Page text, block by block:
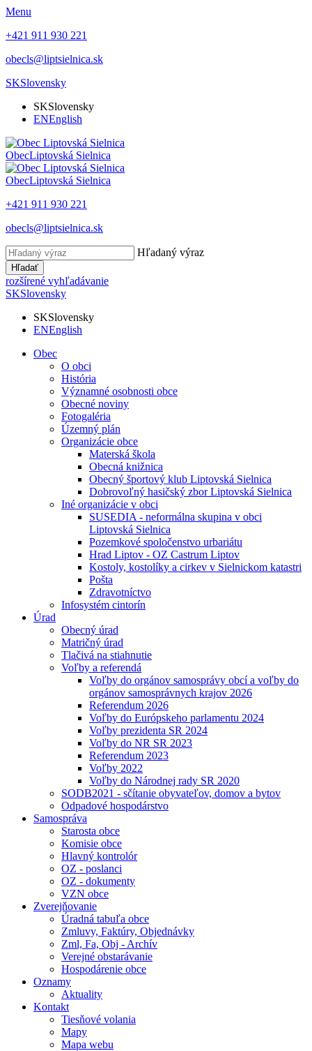
Menu
+421 911 930 221
obecls@liptsielnica.sk
SKSlovensky
SKSlovensky
ENEnglish
ObecLiptovská Sielnica
ObecLiptovská Sielnica
+421 911 930 221
obecls@liptsielnica.sk
Hľadaný výraz
Hľadať
rozšírené vyhľadávanie
SKSlovensky
SKSlovensky
ENEnglish
Obec
O obci
História
Významné osobnosti obce
Obecné noviny
Fotogaléria
Územný plán
Organizácie obce
Materská škola
Obecná knižnica
Obecný športový klub Liptovská Sielnica
Dobrovoľný hasičský zbor Liptovská Sielnica
Iné organizácie v obci
SUSEDIA - neformálna skupina v obci
Liptovská Sielnica
Pozemkové spoločenstvo urbariátu
Hrad Liptov - OZ Castrum Liptov
Kostoly, kostolíky a cirkev v Sielnickom katastri
Pošta
Zdravotníctvo
Infosystém cintorín
Úrad
Obecný úrad
Matričný úrad
Tlačivá na stiahnutie
Voľby a referendá
Voľby do orgánov samosprávy obcí a voľby do
orgánov samosprávnych krajov 2026
Referendum 2026
Voľby do Európskeho parlamentu 2024
Voľby prezidenta SR 2024
Voľby do NR SR 2023
Referendum 2023
Voľby 2022
Voľby do Národnej rady SR 2020
SODB2021 - sčítanie obyvateľov, domov a bytov
Odpadové hospodárstvo
Samospráva
Starosta obce
Komisie obce
Hlavný kontrolór
OZ - poslanci
OZ - dokumenty
VZN obce
Zverejňovanie
Úradná tabuľa obce
Zmluvy, Faktúry, Objednávky
Zml, Fa, Obj - Archív
Verejné obstarávanie
Hospodárenie obce
Oznamy
Aktuality
Kontakt
Tiesňové volania
Mapy
Mapa webu